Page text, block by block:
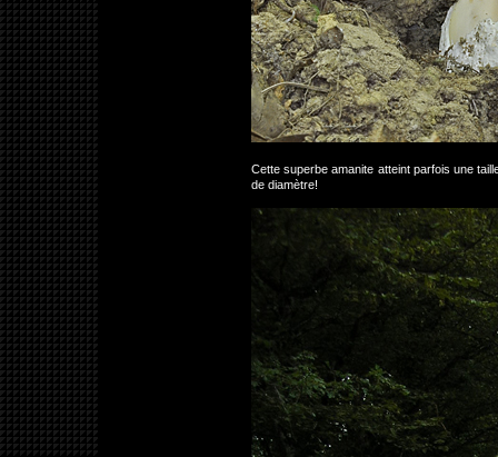
Cette superbe amanite atteint parfois une
de diamètre!